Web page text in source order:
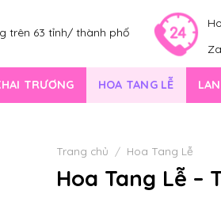
trên 63 tỉnh/ thành phố
TRƯƠNG HOA TANG LỄ
Trang chủ / Hoa Tang Lễ
Hoa Tang Lễ –